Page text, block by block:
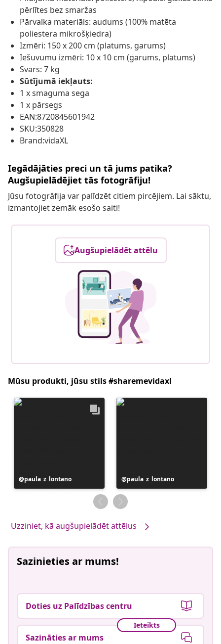
pērlītes bez smaržas
Pārvalka materiāls: audums (100% matēta
poliestera mikrošķiedra)
Izmēri: 150 x 200 cm (platums, garums)
Iešuvumu izmēri: 10 x 10 cm (garums, platums)
Svars: 7 kg
Sūtījumā iekļauts:
1 x smaguma sega
1 x pārsegs
EAN:8720845601942
SKU:350828
Brand:vidaXL
Iegādājāties preci un tā jums patika?
Augšupielādējiet tās fotogrāfiju!
Jūsu fotogrāfija var palīdzēt citiem pircējiem. Lai sāktu,
izmantojiet zemāk esošo saiti!
Augšupielādēt attēlu
Mūsu produkti, jūsu stils #sharemevidaxl
Ierakstu
publicējis
paula_z_lontano
Ierakstu
publicējis
paula_z_lontano
Uzziniet, kā augšupielādēt attēlus
Sazinieties ar mums!
Doties uz Palīdzības centru
Ieteikts
Sazināties ar mums